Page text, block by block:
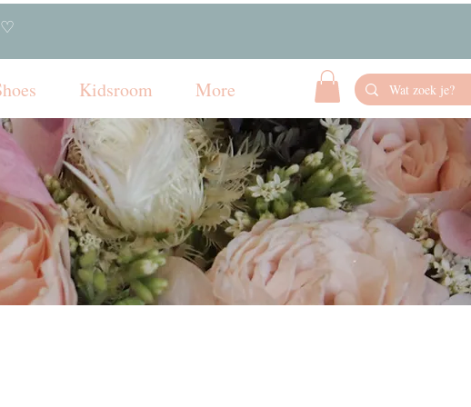
♡
Kidsroom More